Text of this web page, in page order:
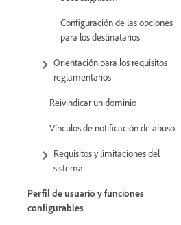
Configuración de las opciones
para los destinatarios
Orientación para los requisitos
reglamentarios
Reivindicar un dominio
Vínculos de notificación de abuso
Requisitos y limitaciones del
sistema
Perfil de usuario y funciones
configurables